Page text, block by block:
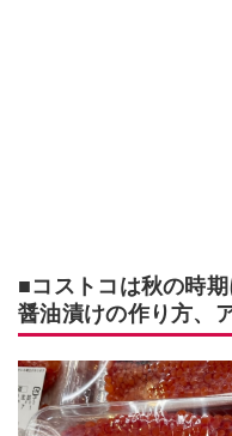
■コストコは秋の時
醤油漬けの作り方、